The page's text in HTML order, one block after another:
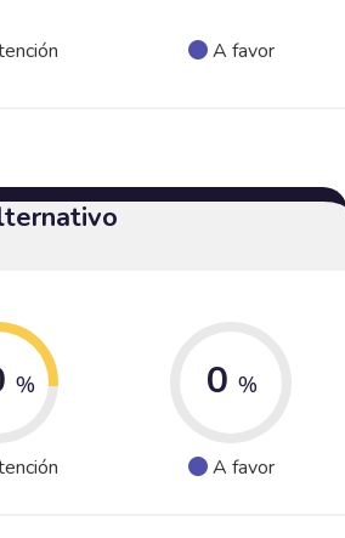
A favor
% 0 %
A favor